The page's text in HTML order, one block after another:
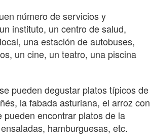
número de servicios y
instituto, un centro de salud,
una estación de autobuses,
un cine, un teatro, una piscina
pueden degustar platos típicos de
la fabada asturiana, el arroz con
pueden encontrar platos de la
hamburguesas, etc.